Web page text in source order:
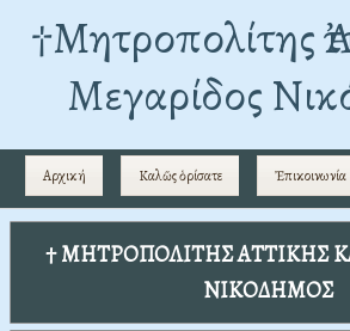
†Mητροπολίτης
Μεγαρίδος
Αρχική Καλῶς ὁρίσατε Ἐπικοινωνία
† ΜΗΤΡΟΠΟΛΙΤΗΣ ΑΤΤΙΚΗΣ
ΝΙΚΟΔΗΜΟΣ